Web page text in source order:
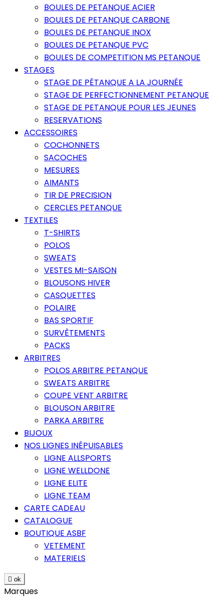
BOULES DE PETANQUE ACIER
BOULES DE PETANQUE CARBONE
BOULES DE PETANQUE INOX
BOULES DE PETANQUE PVC
BOULES DE COMPETITION MS PETANQUE
STAGES
STAGE DE PÉTANQUE A LA JOURNÉE
STAGE DE PERFECTIONNEMENT PETANQUE
STAGE DE PETANQUE POUR LES JEUNES
RESERVATIONS
ACCESSOIRES
COCHONNETS
SACOCHES
MESURES
AIMANTS
TIR DE PRECISION
CERCLES PETANQUE
TEXTILES
T-SHIRTS
POLOS
SWEATS
VESTES MI-SAISON
BLOUSONS HIVER
CASQUETTES
POLAIRE
BAS SPORTIF
SURVÊTEMENTS
PACKS
ARBITRES
POLOS ARBITRE PETANQUE
SWEATS ARBITRE
COUPE VENT ARBITRE
BLOUSON ARBITRE
PARKA ARBITRE
BIJOUX
NOS LIGNES INÉPUISABLES
LIGNE ALLSPORTS
LIGNE WELLDONE
LIGNE ELITE
LIGNE TEAM
CARTE CADEAU
CATALOGUE
BOUTIQUE ASBF
VETEMENT
MATERIELS
 ok
Marques